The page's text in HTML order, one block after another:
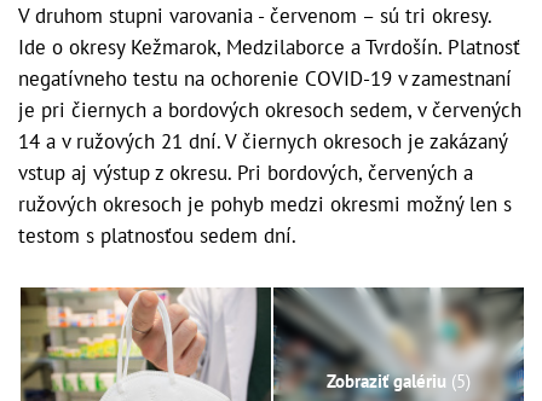
V druhom stupni varovania - červenom – sú tri okresy.
Ide o okresy Kežmarok, Medzilaborce a Tvrdošín. Platnosť
negatívneho testu na ochorenie COVID-19 v zamestnaní
je pri čiernych a bordových okresoch sedem, v červených
14 a v ružových 21 dní. V čiernych okresoch je zakázaný
vstup aj výstup z okresu. Pri bordových, červených a
ružových okresoch je pohyb medzi okresmi možný len s
testom s platnosťou sedem dní.
Zobraziť galériu (5)